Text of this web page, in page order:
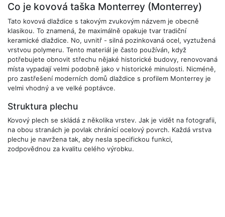
Co je kovová taška Monterrey (Monterrey)
Tato kovová dlaždice s takovým zvukovým názvem je obecně
klasikou. To znamená, že maximálně opakuje tvar tradiční
keramické dlaždice. No, uvnitř - silná pozinkovaná ocel, vyztužená
vrstvou polymeru. Tento materiál je často používán, když
potřebujete obnovit střechu nějaké historické budovy, renovovaná
místa vypadají velmi podobně jako v historické minulosti. Nicméně,
pro zastřešení moderních domů dlaždice s profilem Monterrey je
velmi vhodný a ve velké poptávce.
Struktura plechu
Kovový plech se skládá z několika vrstev. Jak je vidět na fotografii,
na obou stranách je povlak chránící ocelový povrch. Každá vrstva
plechu je navržena tak, aby nesla specifickou funkci,
zodpovědnou za kvalitu celého výrobku.